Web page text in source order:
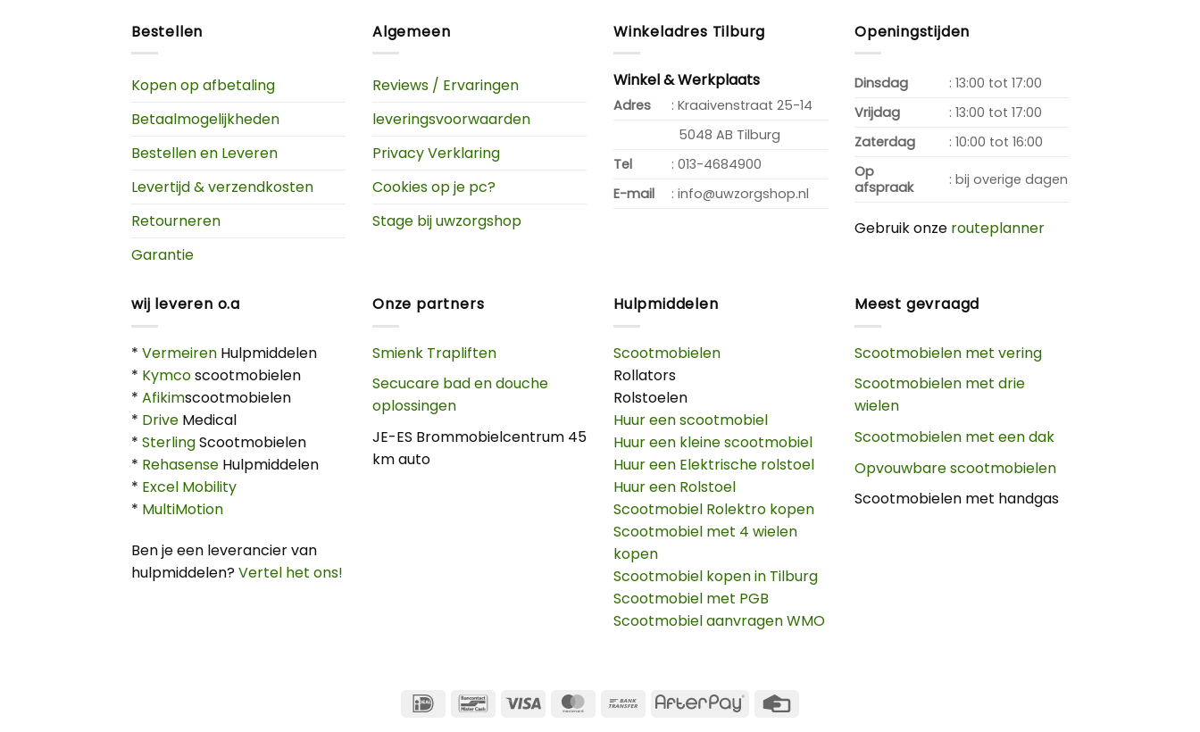
Bestellen
Kopen op afbetaling
Betaalmogelijkheden
Bestellen en Leveren
Levertijd & verzendkosten
Retourneren
Garantie
Algemeen
Reviews / Ervaringen
leveringsvoorwaarden
Privacy Verklaring
Cookies op je pc?
Stage bij uwzorgshop
Winkeladres Tilburg
Winkel & Werkplaats
Adres
: Kraaivenstraat 25-14
5048 AB Tilburg
Tel
: 013-4684900
E-mail
: info@uwzorgshop.nl
Openingstijden
Dinsdag
: 13:00 tot 17:00
Vrijdag
: 13:00 tot 17:00
Zaterdag
: 10:00 tot 16:00
Op
afspraak
: bij overige dagen
Gebruik onze routeplanner
wij leveren o.a
* Vermeiren Hulpmiddelen
* Kymcoscootmobielen
* Afikimscootmobielen
* Drive Medical
* SterlingScootmobielen
* Rehasense Hulpmiddelen
* Excel Mobility
* MultiMotion
Ben je een leverancier van
hulpmiddelen?Vertel het ons!
Onze partners
Smienk Trapliften
Secucare bad en douche
oplossingen
JE-ES Brommobielcentrum 45
km auto
Hulpmiddelen
Scootmobielen
Rollators
Rolstoelen
Huur een scootmobiel
Huur een kleine scootmobiel
Huur een Elektrische rolstoel
Huur een Rolstoel
Scootmobiel Rolektro kopen
Scootmobiel met 4 wielen
kopen
Scootmobiel kopen in Tilburg
Scootmobiel met PGB
Scootmobiel aanvragen WMO
Meest gevraagd
Scootmobielen met vering
Scootmobielen met drie
wielen
Scootmobielen met een dak
Opvouwbare scootmobielen
Scootmobielen met handgas
IDeal Bancontact
Visa MasterCard
Bank
AfterPay